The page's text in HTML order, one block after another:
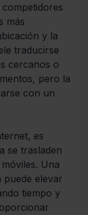
más
y la
traducirse
cercanos o
pero la
con un
es
se trasladen
Una
puede elevar
tiempo y